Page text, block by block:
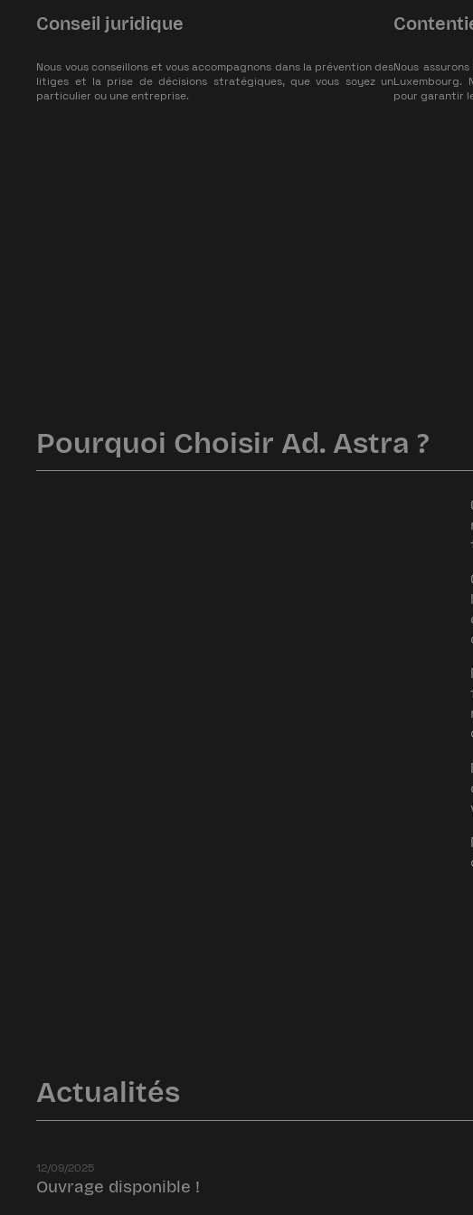
Conseil juridique
Nous vous conseillons et vous accompagnons dans la prévention des
litiges et la prise de décisions stratégiques, que vous soyez un
particulier ou une entreprise.
Nous
Luxembourg.
pour garantir
Pourquoi Choisir Ad. Astra ?
Actualités
12/09/2025
Ouvrage disponible !